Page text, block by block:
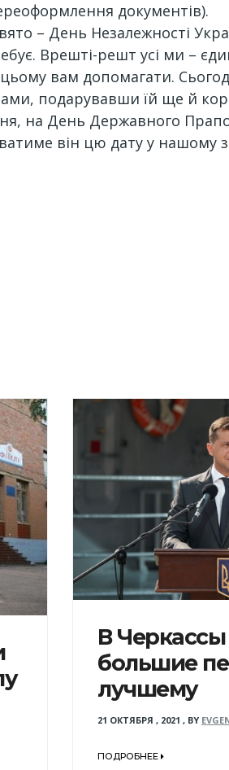
документів).
– День Незалежності
Врешті-решт усі ми –
цьому вам допомагати.
подарувавши їй ще й
на День Державного
він цю дату у
В
большие
лучшему
21 ОКТЯБРЯ , 2021 , BY
ПОДРОБНЕЕ